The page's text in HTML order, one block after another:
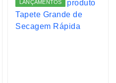
LANÇAMENTOS